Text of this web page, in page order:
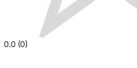
0.0 (0)